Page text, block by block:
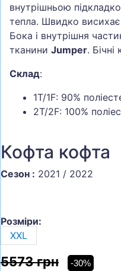
внутрішньою
тепла. Швидко
Бока і внутрішня
тканини Jumper. Бічні
Склад:
1T/1F: 90%
2T/2F: 100%
Кофта кофта
Сезон : 2021 / 2022
Розміри:
XXL
5573 грн -30%